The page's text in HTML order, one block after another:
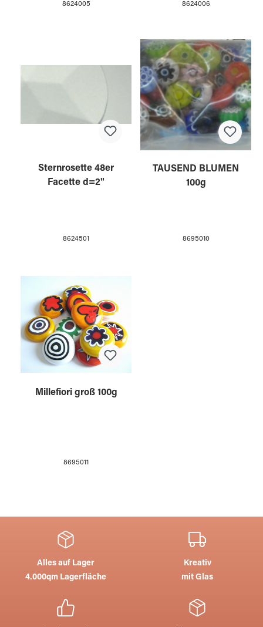
8624005 8624006
Sternrosette 48er
Facette d=2"
8624501
TAUSEND BLUMEN
100g
8695010
Millefiori groß 100g
8695011
Alles auf Lager
4.000qm Lagerfläche
Kreativ
mit Glas